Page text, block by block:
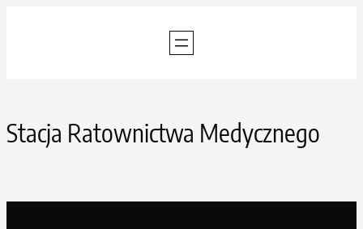
Stacja Ratownictwa Medycznego